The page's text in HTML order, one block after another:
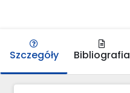
Szczegóły Bibliografia